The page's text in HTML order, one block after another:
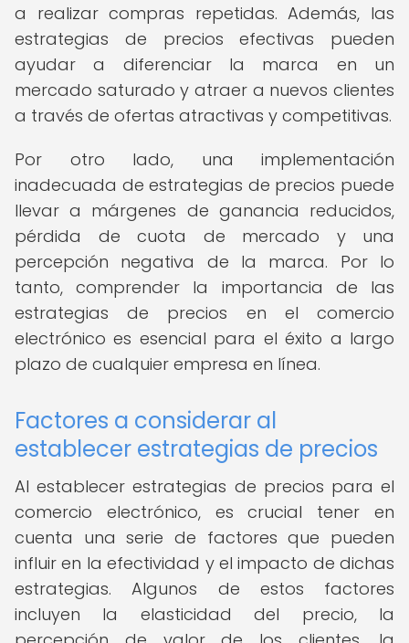
a realizar compras repetidas. Además, las
estrategias de precios efectivas pueden
ayudar a diferenciar la marca en un
mercado saturado y atraer a nuevos clientes
a través de ofertas atractivas y competitivas.
Por otro lado, una implementación
inadecuada de estrategias de precios puede
llevar a márgenes de ganancia reducidos,
pérdida de cuota de mercado y una
percepción negativa de la marca. Por lo
tanto, comprender la importancia de las
estrategias de precios en el comercio
electrónico es esencial para el éxito a largo
plazo de cualquier empresa en línea.
Factores a considerar al
establecer estrategias de precios
Al establecer estrategias de precios para el
comercio electrónico, es crucial tener en
cuenta una serie de factores que pueden
influir en la efectividad y el impacto de dichas
estrategias. Algunos de estos factores
incluyen la elasticidad del precio, la